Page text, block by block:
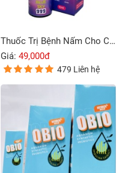
Thuốc Trị Bệnh Nấm Cho Cá Cảnh Blue Sky 999
Giá: 49,000đ
479 Liên hệ